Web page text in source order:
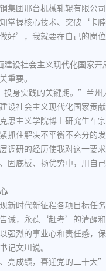
集团邢台机械轧辊有限公
掌握核心技术、突破‘卡
好’，我就要在自己的岗
建设社会主义现代化国家
重要。
投身实践的关键期。”兰州
设社会主义现代化国家贡献
思主义学院博士研究生车
住解决不平衡不充分的
调研的经历使我对这一要
固底板、扬优势中，用自
新时代新征程各项目标任务
诫，永葆‘赶考’的清醒
强烈的事业心和责任感，
记文川说。
亮成绩，喜迎党的二十大